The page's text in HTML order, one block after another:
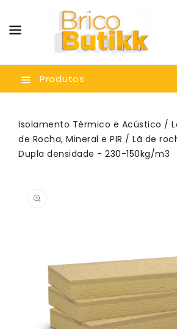
Produtos
Isolamento Térmico e Acústico /
de Rocha, Mineral e PIR / Lã de
Dupla densidade - 230-150kg/m3